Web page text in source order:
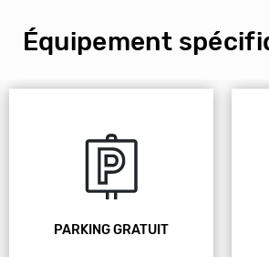
Équipement
PARKING GRATUIT